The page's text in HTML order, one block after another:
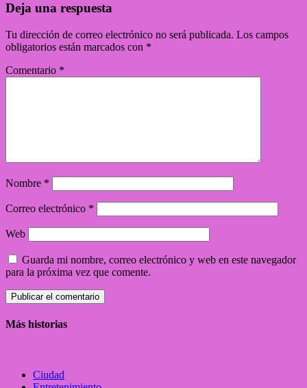
Deja una respuesta
Tu dirección de correo electrónico no será publicada. Los campos
obligatorios están marcados con *
Comentario *
Nombre *
Correo electrónico *
Web
Guarda mi nombre, correo electrónico y web en este navegador
para la próxima vez que comente.
Más historias
Ciudad